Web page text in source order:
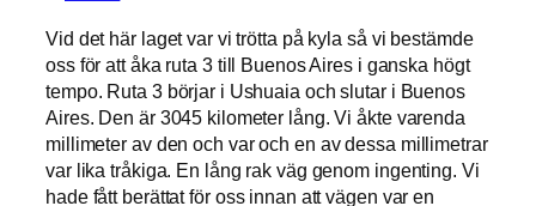
Vid det här laget var vi trötta på kyla så vi bestämde
oss för att åka ruta 3 till Buenos Aires i ganska högt
tempo. Ruta 3 börjar i Ushuaia och slutar i Buenos
Aires. Den är 3045 kilometer lång. Vi åkte varenda
millimeter av den och var och en av dessa millimetrar
var lika tråkiga. En lång rak väg genom ingenting. Vi
hade fått berättat för oss innan att vägen var en